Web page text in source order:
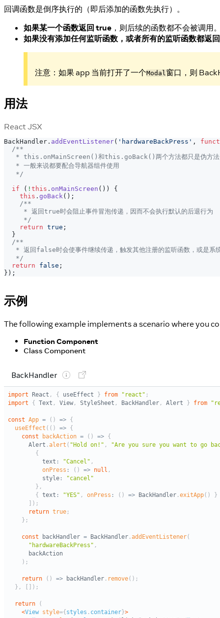
回调函数是倒序执行的（即后添加的函数先执行）。
如果某一个函数返回 true ，则后续的函数都不会被调用
如果没有添加任何监听函数，或者所有的监听函数都返
注意：如果 app 当前打开了一个Modal窗口，则
用法
React JSX
BackHandler . addEventListener( 'hardwareBackPress' ,
/**
* this.onMainScreen()和this.goBack()两个方法都只是伪方法
   * 一般来说都要配合导航器组件使用
   */
if
( ! this . onMainScreen ( ) )
{
this . goBack( ) ;
/**
     * 返回true时会阻止事件冒泡传递，因而不会执行默认的后退行为
     */
return true ;
}
/**
* 返回false时会使事件继续传递，触发其他注册的监听函数，或是系
   */
return
false ;
} ) ;
示例
The following example implements a scenario where you
Function Component
Class Component